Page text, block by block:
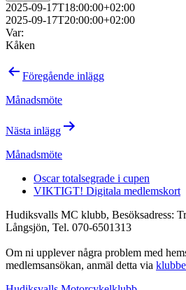
2025-09-17T18:00:00+02:00
2025-09-17T20:00:00+02:00
Var:
Kåken
Inläggsnavigering
Föregående inlägg
Månadsmöte
Nästa inlägg
Månadsmöte
Oscar totalsegrade i cupen
VIKTIGT! Digitala medlemskort
Hudiksvalls MC klubb, Besöksadress:
Långsjön, Tel. 070-6501313
Om ni upplever några problem med
medlemsansökan, anmäl detta via